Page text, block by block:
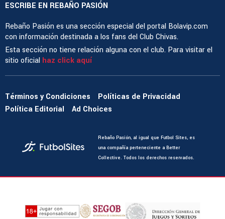
ESCRIBE EN REBAÑO PASIÓN
Rebaño Pasión es una sección especial del portal Bolavip.com
con información destinada a los fans del Club Chivas.
Esta sección no tiene relación alguna con el club. Para visitar el
sitio oficial haz click aquí
Términos y Condiciones
Políticas de Privacidad
Política Editorial
Ad Choices
Rebaño Pasión, al igual que Futbol Sites, es
una compañía perteneciente a Better
Collective. Todos los derechos reservados.